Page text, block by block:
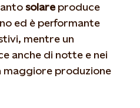
solare produce
ed è performante
mentre un
anche di notte e nei
maggiore produzione